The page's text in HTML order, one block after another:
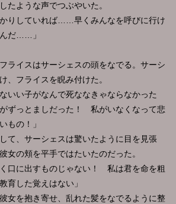
たような声でつぶやいた。
りしていれば……早くみんなを呼びに行け
だ……」
ライスはサーシェスの頭をなでる。サーシ
、フライスを睨み付けた。
いい子がなんで死ななきゃならなかった
ずっとましだった！ 私がいなくなって悲
もの！」
、サーシェスは驚いたように目を見張
女の頬を平手ではたいたのだった。
く口に出すものじゃない！ 私は君を命を粗
育した覚えはない」
女を抱き寄せ、乱れた髪をなでるように整